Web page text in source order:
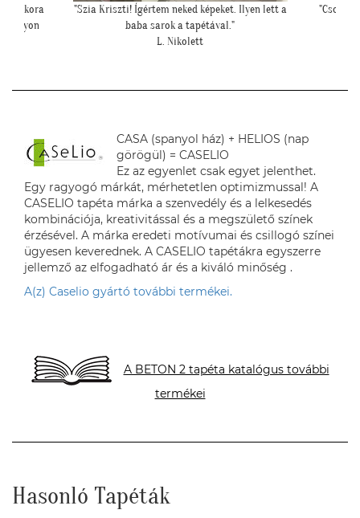
lett a
"Csodálatos a fotótapéta még szebb mint ahogy
gondoltam!"
L. Ilona
CASA (spanyol ház) + HELIOS (nap
görögül) = CASELIO
Ez az egyenlet csak egyet jelenthet.
Egy ragyogó márkát, mérhetetlen optimizmussal! A
CASELIO tapéta márka a szenvedély és a lelkesedés
kombinációja, kreativitással és a megszülető színek
érzésével. A márka eredeti motívumai és csillogó színei
ügyesen keverednek. A CASELIO tapétákra egyszerre
jellemző az elfogadható ár és a kiváló minőség .
A(z) Caselio gyártó további termékei.
A BETON 2 tapéta katalógus további
termékei
Hasonló Tapéták